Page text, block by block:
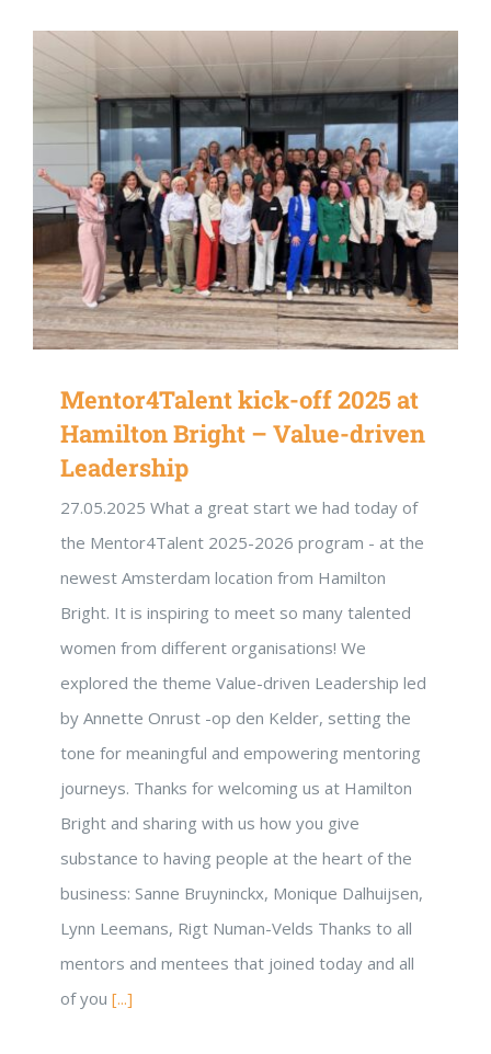
Mentor4Talent kick-off 2025 at
Hamilton Bright – Value-driven
Leadership
27.05.2025 What a great start we had today of
the Mentor4Talent 2025-2026 program - at the
newest Amsterdam location from Hamilton
Bright. It is inspiring to meet so many talented
women from different organisations! We
explored the theme Value-driven Leadership led
by Annette Onrust -op den Kelder, setting the
tone for meaningful and empowering mentoring
journeys. Thanks for welcoming us at Hamilton
Bright and sharing with us how you give
substance to having people at the heart of the
business: Sanne Bruyninckx, Monique Dalhuijsen,
Lynn Leemans, Rigt Numan-Velds Thanks to all
mentors and mentees that joined today and all
of you [...]